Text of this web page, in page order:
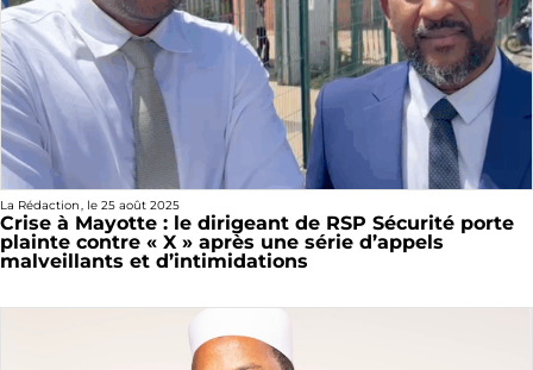
La Rédaction, le 25 août 2025
Crise à Mayotte : le dirigeant de RSP Sécurité porte
plainte contre « X » après une série d’appels
malveillants et d’intimidations